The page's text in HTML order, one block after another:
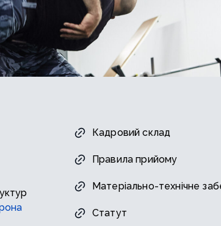
Кадровий склад
Правила прийому
Матеріально-технічне
Статут